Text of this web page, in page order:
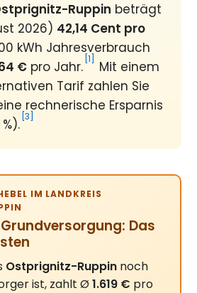
Ruppin beträgt
2026) 42,14 Cent pro
kWh Jahresverbrauch
€ pro Jahr. [1]
Mit einem
Tarif zahlen Sie
rechnerische Ersparnis
[3]
IM LANDKREIS O
Das
Ostprignitz-Ruppin noch
ist, zahlt Ø1.619 € pro